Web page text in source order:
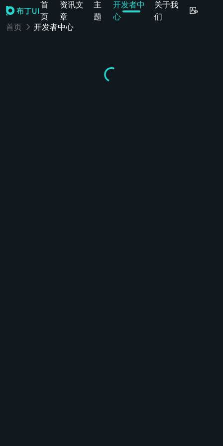
首
页
资讯文
章
主
题
开发者中
心
关于我
们
首页
开发者中心